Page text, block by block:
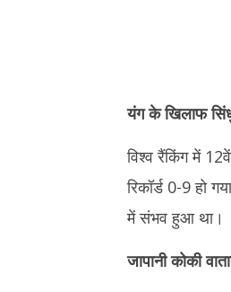
यंग के खिलाफ
विश्व रैंकिंग में
रिकॉर्ड 0-9 हो
में संभव हुआ था।
जापानी कोकी